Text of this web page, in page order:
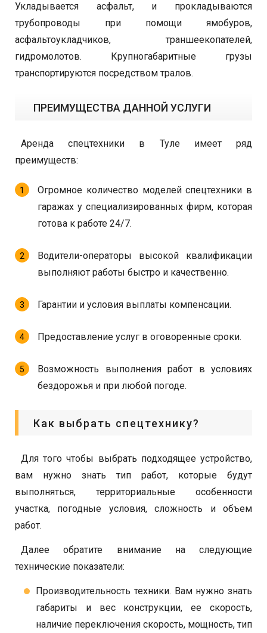
Укладывается асфальт, и прокладываются
трубопроводы при помощи ямобуров,
асфальтоукладчиков, траншеекопателей,
гидромолотов. Крупногабаритные грузы
транспортируются посредством тралов.
ПРЕИМУЩЕСТВА ДАННОЙ УСЛУГИ
Аренда спецтехники в Туле имеет ряд
преимуществ:
Огромное количество моделей спецтехники в
гаражах у специализированных фирм, которая
готова к работе 24/7.
Водители-операторы высокой квалификации
выполняют работы быстро и качественно.
Гарантии и условия выплаты компенсации.
Предоставление услуг в оговоренные сроки.
Возможность выполнения работ в условиях
бездорожья и при любой погоде.
Как выбрать спецтехнику?
Для того чтобы выбрать подходящее устройство,
вам нужно знать тип работ, которые будут
выполняться, территориальные особенности
участка, погодные условия, сложность и объем
работ.
Далее обратите внимание на следующие
технические показатели:
Производительность техники. Вам нужно знать
габариты и вес конструкции, ее скорость,
наличие переключения скорость, мощность, тип